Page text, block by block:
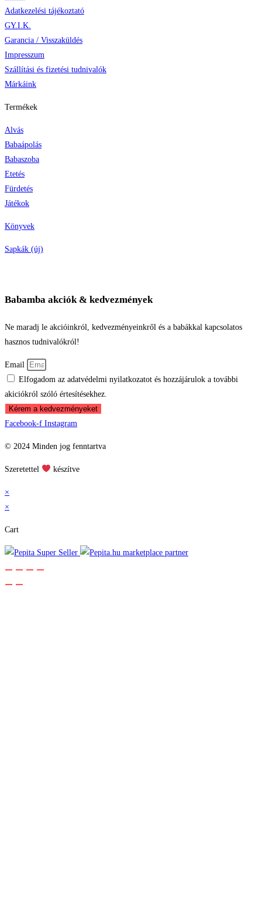
Adatkezelési tájékoztató
GY.I.K.
Garancia / Visszaküldés
Impresszum
Szállítási és fizetési tudnivalók
Márkáink
Termékek
Alvás
Babaápolás
Babaszoba
Etetés
Fürdetés
Játékok
Könyvek
Sapkák (új)
Babamba akciók & kedvezmények
Ne maradj le akcióinkról, kedvezményeinkről és a babákkal kapcsolatos
hasznos tudnivalókról!
Email
Elfogadom az adatvédelmi nyilatkozatot és hozzájárulok a további
akiciókról szóló értesítésekhez.
Kérem a kedvezményeket
Facebook-f Instagram
© 2024 Minden jog fenntartva
Szeretettel készítve
×
×
Cart
marketplace partner